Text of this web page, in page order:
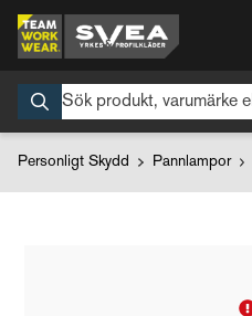
Personligt Skydd Pannlampor